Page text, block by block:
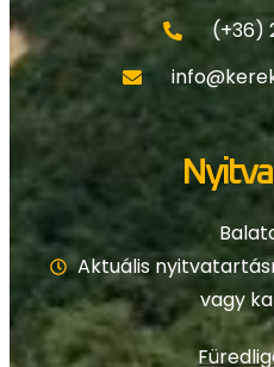
(+36)
Aktuális
vagy